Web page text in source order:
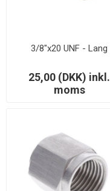
3/8"x20 UNF - Lang
25,00 (DKK) inkl.
moms